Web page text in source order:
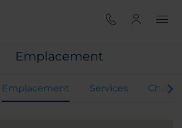
Emplacement
Emplacement Services